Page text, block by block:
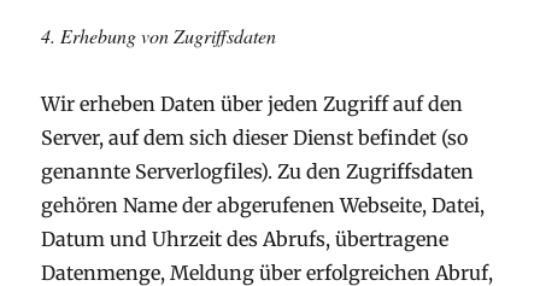
4. Erhebung von Zugriffsdaten
Wir erheben Daten über jeden Zugriff auf den
Server, auf dem sich dieser Dienst befindet (so
genannte Serverlogfiles). Zu den Zugriffsdaten
gehören Name der abgerufenen Webseite, Datei,
Datum und Uhrzeit des Abrufs, übertragene
Datenmenge, Meldung über erfolgreichen Abruf,